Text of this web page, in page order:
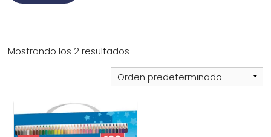
¡Imprimir!
Mostrando los 2 resultados